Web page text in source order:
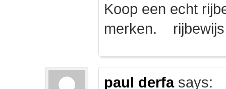
Koop een echt
merken.
paul derfasays: